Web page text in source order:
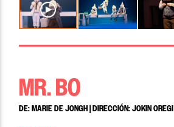
MR. BO
DE: MARIE DE JONGH | DIRECCIÓN: JOKIN OREGI